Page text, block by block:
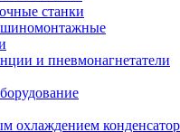
станки
шиномонтажные
и пневмонагнетатели
охлаждением